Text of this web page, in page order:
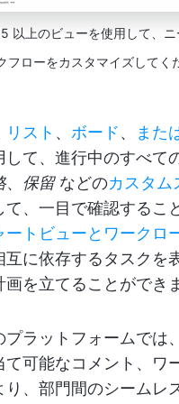
以上のビューを使用して、
フローをカスタマイズしてく
リスト 、 ボード、
また
して、進行中のすべて
、 保留などのカスタム
て、一目で確認するこ
ートビューとワークロ
互に依存するタスクを
画を立てることができ
プラットフォームでは、
て可能なコメント、ワ
り、部門間のシームレ